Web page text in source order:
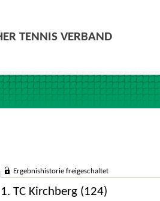
Ergebnishistorie freigeschaltet
1. TC Kirchberg (124)